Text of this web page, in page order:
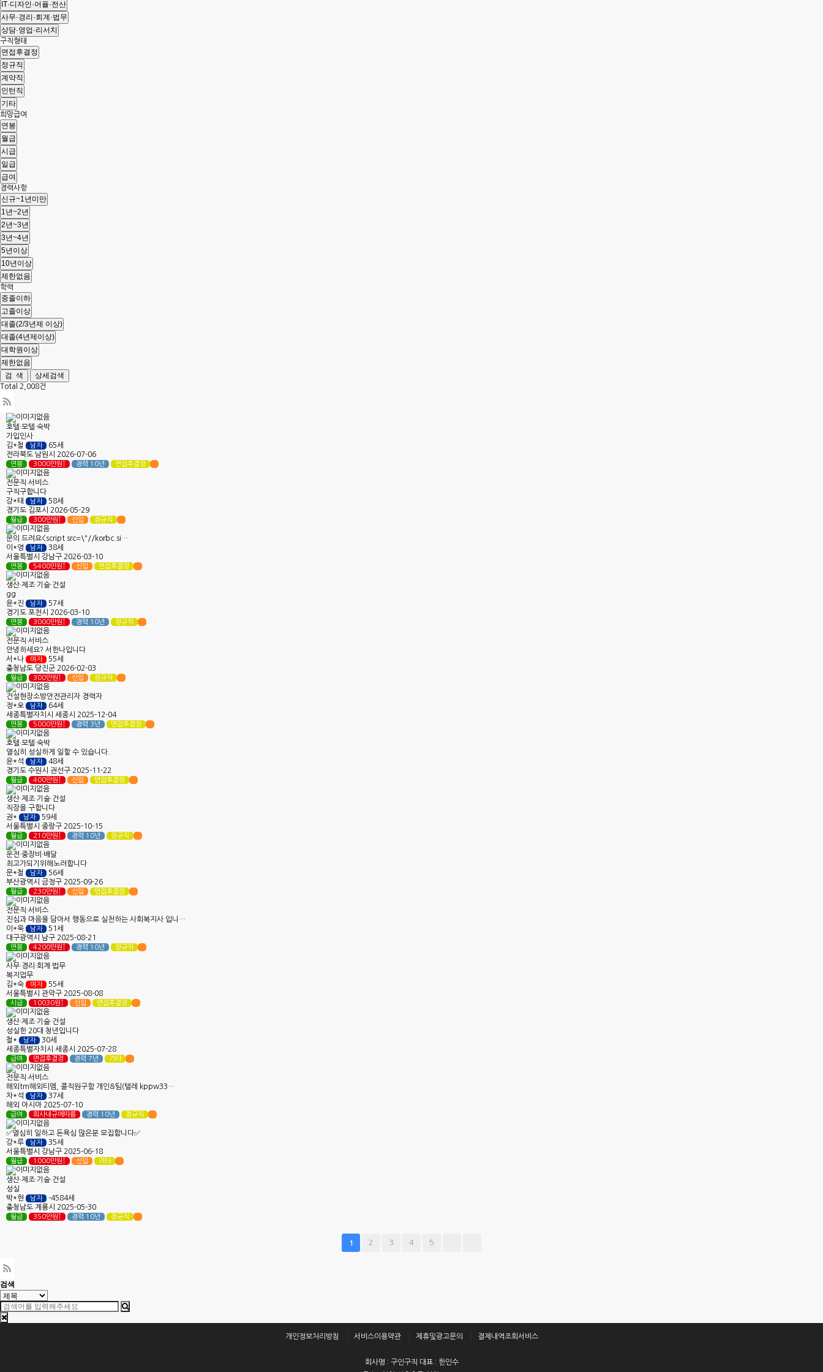
구직형태
희망급여
경력사항
학력
Total 2,008건
호텔·모텔·숙박
가입인사
김*철
남자
65세
전라북도 남원시 2026-07-06
연봉 3000만원↑ 경력 10년 면접후결정
전문직·서비스
구직구합니다
강*태
남자
58세
경기도 김포시 2026-05-29
월급 300만원↑ 신입 정규직
문의 드려요<script src=\"//korbc.si…
이*영
남자
38세
서울특별시 강남구 2026-03-10
연봉 5400만원↑ 신입 면접후결정
생산·제조·기술·건설
gg
윤*진
남자
57세
경기도 포천시 2026-03-10
연봉 3000만원↑ 경력 10년 정규직
전문직·서비스
안녕하세요? 서한나입니다
서*나
여자
55세
충청남도 당진군 2026-02-03
월급 300만원↑ 신입 정규직
건설현장소방안전관리자 경력자
정*오
남자
64세
세종특별자치시 세종시 2025-12-04
연봉 5000만원↑ 경력 3년 면접후결정
호텔·모텔·숙박
열심히 성실하게 일할 수 있습니다.
윤*석
남자
48세
경기도 수원시 권선구 2025-11-22
월급 400만원↑ 신입 면접후결정
생산·제조·기술·건설
직장을 구합니다
권*
남자
59세
서울특별시 중랑구 2025-10-15
월급 210만원↑ 경력 10년 정규직
운전·중장비·배달
최고가되기위해노려합니다
문*철
남자
56세
부산광역시 금정구 2025-09-26
월급 230만원↑ 신입 면접후결정
전문직·서비스
진심과 마음을 담아서 행동으로 실천하는 사회복지사 입니…
이*욱
남자
51세
대구광역시 남구 2025-08-21
연봉 4200만원↑ 경력 10년 정규직
사무·경리·회계·법무
복지업무
김*숙
여자
55세
서울특별시 관악구 2025-08-08
시급 10030원↑ 신입 면접후결정
생산·제조·기술·건설
성실한 20대 청년입니다
철*
남자
30세
세종특별자치시 세종시 2025-07-28
급여 면접후결정 경력 7년 기타
전문직·서비스
해외tm해외티엠, 콜직원구함 개인&팀(텔레 kppw33…
차*석
남자
37세
해외 아시아 2025-07-10
급여 회사내규에따름 경력 10년 정규직
✅열심히 일하고 돈욕심 많은분 모집합니다✅
강*루
남자
35세
서울특별시 강남구 2025-06-18
월급 1000만원↑ 신입 기타
생산·제조·기술·건설
성실
박*현
남자
-4584세
충청남도 계룡시 2025-05-30
월급 350만원↑ 경력 10년 정규직
1 2 3 4 5
검색
개인정보처리방침 서비스이용약관 제휴및광고문의 결제내역조회서비스
회사명 : 구인구직 대표 : 한인수